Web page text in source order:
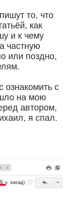
то, что
как
и к чему
частную
или поздно,
ознакомить с
на мою
автором,
я спал.